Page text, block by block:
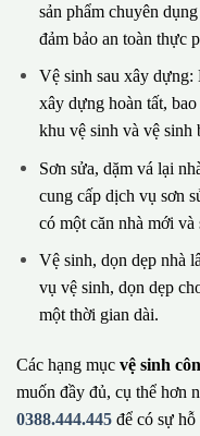
sản phẩm chuyên
đảm bảo an toàn thực
Vệ sinh sau xây
xây dựng hoàn tất,
khu vệ sinh và vệ sinh
Sơn sửa, dặm vá lại
cung cấp dịch vụ sơn
có một căn nhà mới
Vệ sinh, dọn dẹp nhà
vụ vệ sinh, dọn dẹp
một thời gian dài.
Các hạng mục vệ sinh
muốn đầy đủ, cụ thể hơn
0388.444.445 để có sự